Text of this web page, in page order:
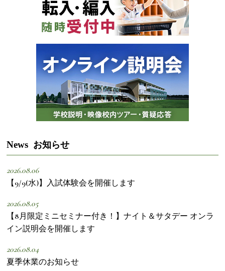
News お知らせ
2026.08.06
【9/9(水)】入試体験会を開催します
2026.08.05
【8月限定ミニセミナー付き！】ナイト＆サタデー オンラ
イン説明会を開催します
2026.08.04
夏季休業のお知らせ